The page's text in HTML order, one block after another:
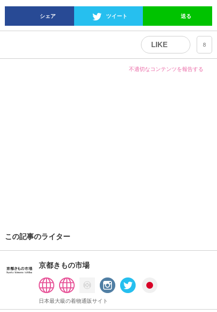
シェア ツイート 送る
LIKE 8
不適切なコンテンツを報告する
この記事のライター
京都きもの市場
日本最大級の着物通販サイト